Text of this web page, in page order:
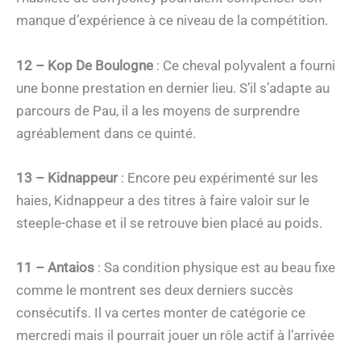
manque d’expérience à ce niveau de la compétition.
12 – Kop De Boulogne : Ce cheval polyvalent a fourni
une bonne prestation en dernier lieu. S’il s’adapte au
parcours de Pau, il a les moyens de surprendre
agréablement dans ce quinté.
13 – Kidnappeur: Encore peu expérimenté sur les
haies, Kidnappeur a des titres à faire valoir sur le
steeple-chase et il se retrouve bien placé au poids.
11 – Antaios : Sa condition physique est au beau fixe
comme le montrent ses deux derniers succès
consécutifs. Il va certes monter de catégorie ce
mercredi mais il pourrait jouer un rôle actif à l’arrivée